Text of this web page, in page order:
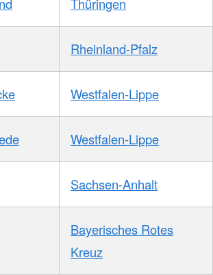
Rheinland-Pfalz
Westfalen-Lippe
Westfalen-Lippe
Sachsen-Anhalt
Bayerisches Rotes
Kreuz